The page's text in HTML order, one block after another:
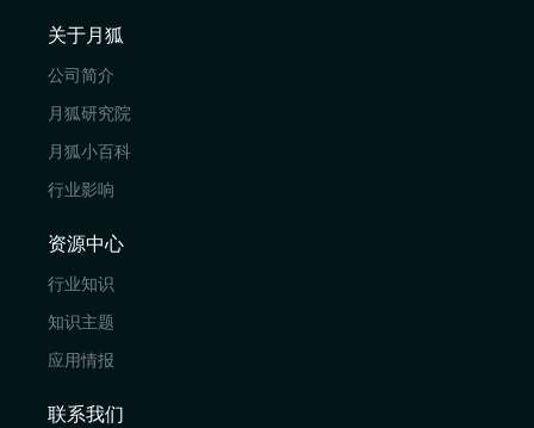
关于月狐
公司简介
月狐研究院
月狐小百科
行业影响
资源中心
行业知识
知识主题
应用情报
联系我们